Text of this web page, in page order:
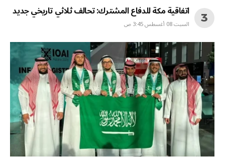
اتفاقية مكة للدفاع المشترك: تحالف ثلاثي تاريخي جديد
السبت 08 أغسطس 3:45 ص